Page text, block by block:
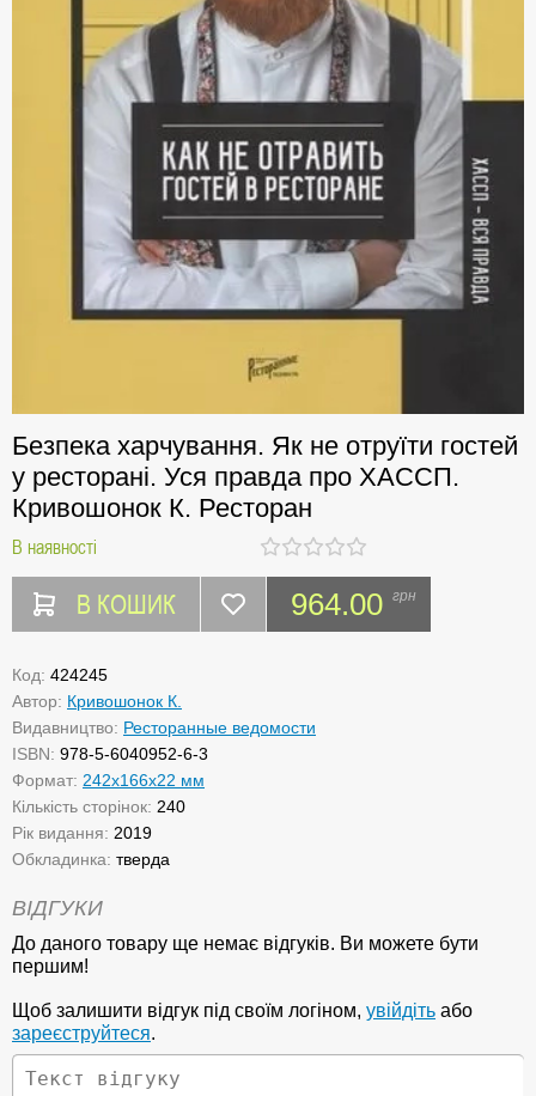
Безпека харчування. Як не отруїти гостей
у ресторані. Уся правда про ХАССП.
Кривошонок К. Ресторан
В наявності
В КОШИК 964.00 грн
Код: 424245
Автор: Кривошонок К.
Видавництво: Ресторанные ведомости
ISBN: 978-5-6040952-6-3
Формат: 242x166x22 мм
Кількість сторінок: 240
Рік видання: 2019
Обкладинка: тверда
ВІДГУКИ
До даного товару ще немає відгуків. Ви можете бути
першим!
Щоб залишити відгук під своїм логіном, увійдіть або
зареєструйтеся.